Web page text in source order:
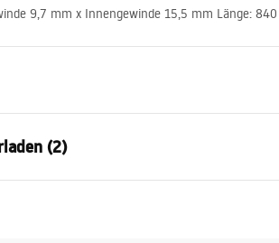
9,7 mm x Innengewinde 15,5 mm Länge:
Gebürstetes Gold
(2)